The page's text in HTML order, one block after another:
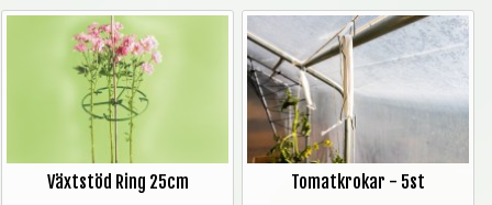
Växtstöd Ring 25cm Tomatkrokar - 5st